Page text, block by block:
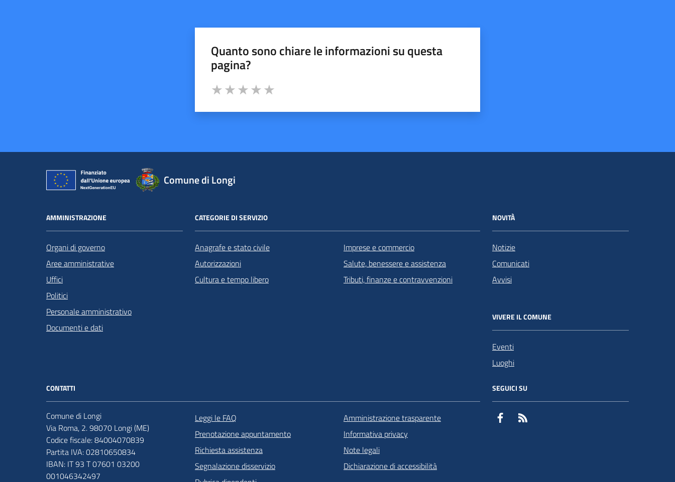
Quanto sono chiare le informazioni su questa
pagina?
Valuta da 1 a 5 stelle la pagina
Comune di Longi
AMMINISTRAZIONE
Organi di governo
Aree amministrative
Uffici
Politici
Personale amministrativo
Documenti e dati
CATEGORIE DI SERVIZIO
Anagrafe e stato civile
Autorizzazioni
Cultura e tempo libero
Imprese e commercio
Salute, benessere e assistenza
Tributi, finanze e contravvenzioni
NOVITÀ
Notizie
Comunicati
Avvisi
VIVERE IL COMUNE
Eventi
Luoghi
CONTATTI
Comune di Longi
Via Roma, 2. 98070 Longi (ME)
Codice fiscale: 84004070839
Partita IVA: 02810650834
IBAN: IT 93 T 07601 03200
001046342497
Leggi le FAQ
Prenotazione appuntamento
Richiesta assistenza
Segnalazione disservizio
Amministrazione trasparente
Informativa privacy
Note legali
Dichiarazione di accessibilità
SEGUICI SU
Facebook